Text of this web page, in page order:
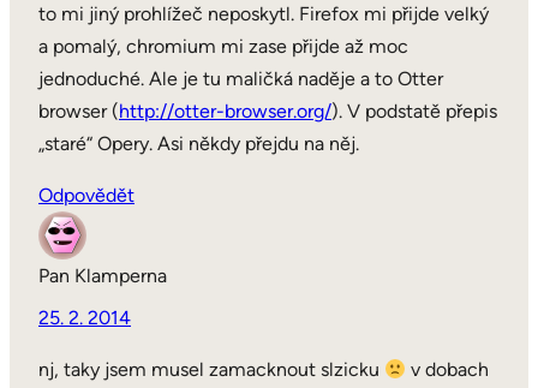
to mi jiný prohlížeč neposkytl. Firefox mi přijde velký
a pomalý, chromium mi zase přijde až moc
jednoduché. Ale je tu maličká naděje a to Otter
browser (http://otter-browser.org/). V podstatě přepis
„staré“ Opery. Asi někdy přejdu na něj.
Odpovědět
Pan Klamperna
25. 2. 2014
nj, taky jsem musel zamacknout slzicku
v dobach